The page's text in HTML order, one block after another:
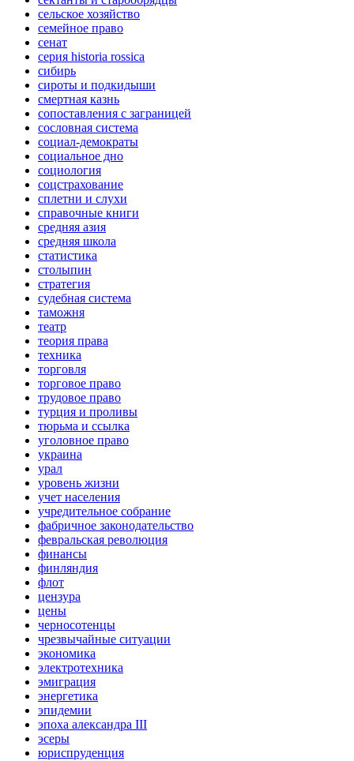
сельское хозяйство
семейное право
сенат
серия historia rossica
сибирь
сироты и подкидыши
смертная казнь
сопоставления с заграницей
сословная система
социал-демократы
социальное дно
социология
соцстрахование
сплетни и слухи
справочные книги
средняя азия
средняя школа
статистика
столыпин
стратегия
судебная система
таможня
театр
теория права
техника
торговля
торговое право
трудовое право
турция и проливы
тюрьма и ссылка
уголовное право
украина
урал
уровень жизни
учет населения
учредительное собрание
фабричное законодательство
февральская революция
финансы
финляндия
флот
цензура
цены
черносотенцы
чрезвычайные ситуации
экономика
электротехника
эмиграция
энергетика
эпидемии
эпоха александра III
эсеры
юриспруденция